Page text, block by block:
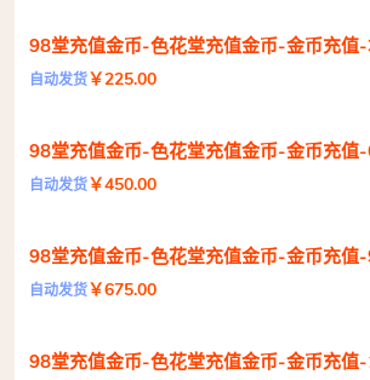
98堂充值金币-色花堂充值金币-金币充
自动发货￥225.00
98堂充值金币-色花堂充值金币-金币充
自动发货￥450.00
98堂充值金币-色花堂充值金币-金币充值
自动发货￥675.00
98堂充值金币-色花堂充值金币-金币充值